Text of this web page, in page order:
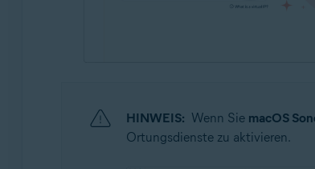
HINWEIS: Wenn Sie macOS
Ortungsdienste zu aktivieren.